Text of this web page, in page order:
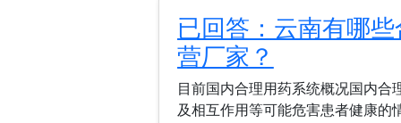
已回答：云南有哪
营厂家？
目前国内合理用药系统概况国内
及相互作用等可能危害患者健康的